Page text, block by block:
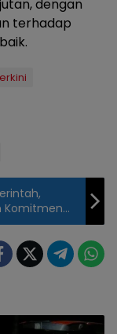
dengan
terhadap
Komitmen